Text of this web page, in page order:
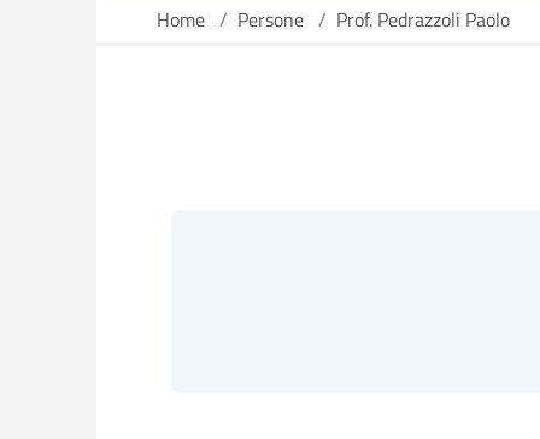
Home / Persone / Prof. Pedrazzoli Paolo